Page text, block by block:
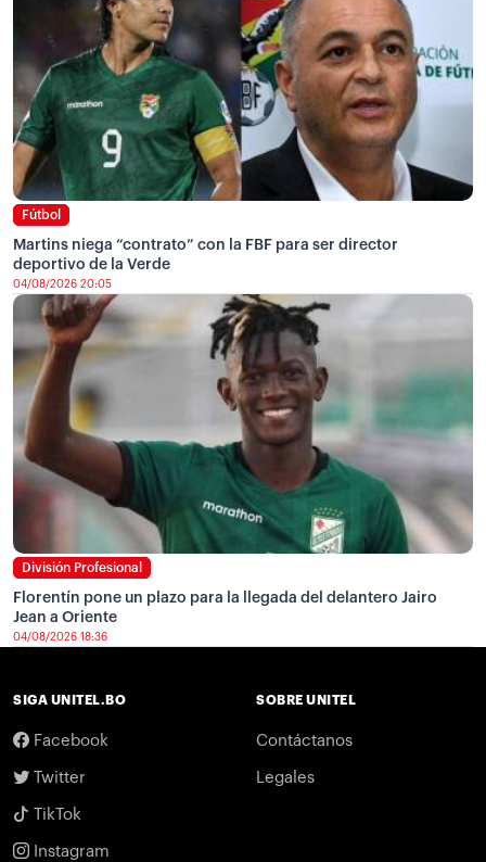
Fútbol
Martins niega “contrato” con la FBF para ser director
deportivo de la Verde
04/08/2026 20:05
División Profesional
Florentín pone un plazo para la llegada del delantero Jairo
Jean a Oriente
04/08/2026 18:36
SIGA UNITEL.BO
Facebook
Twitter
TikTok
Instagram
SOBRE UNITEL
Contáctanos
Legales